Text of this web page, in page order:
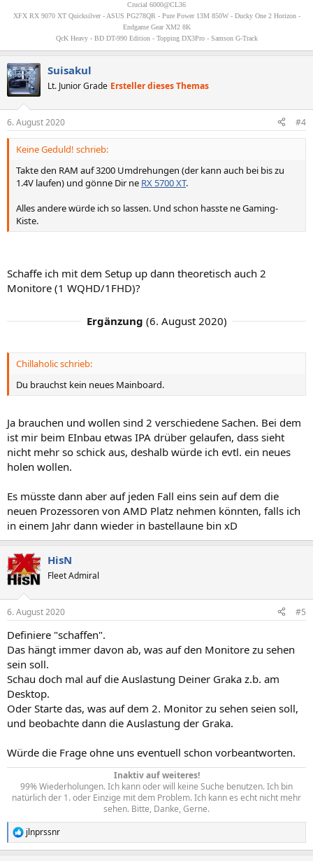
Crucial 6000@CL36
XFX RX 9070 XT Quicksilver - ASUS PG278QR - Pure Power 13M 850W - Ducky One 2 Horizon -
Endgame Gear XM2 8K
QcK Heavy - BD DT-990 Edition - Topping DX3Pro - Samson G-Track
Suisakul
Lt. Junior Grade Ersteller dieses Themas
6. August 2020 #4
Keine Geduld! schrieb:
Takte den RAM auf 3200 Umdrehungen (der kann auch bei bis zu
1.4V laufen) und gönne Dir ne RX 5700 XT.
Alles andere würde ich so lassen. Und schon hasste ne Gaming-
Kiste.
Schaffe ich mit dem Setup up dann theoretisch auch 2
Monitore (1 WQHD/1FHD)?
Ergänzung (6. August 2020)
Chillaholic schrieb:
Du brauchst kein neues Mainboard.
Ja brauchen und wollen sind 2 verschiedene Sachen. Bei dem
ist mir beim EInbau etwas IPA drüber gelaufen, dass sieht
nicht mehr so schick aus, deshalb würde ich evtl. ein neues
holen wollen.
Es müsste dann aber auf jeden Fall eins sein auf dem die
neuen Prozessoren von AMD Platz nehmen könnten, falls ich
in einem Jahr dann wieder in bastellaune bin xD
HisN
Fleet Admiral
6. August 2020 #5
Definiere "schaffen".
Das hängt immer davon ab, was auf den Monitore zu sehen
sein soll.
Schau doch mal auf die Auslastung Deiner Graka z.b. am
Desktop.
Oder Starte das, was auf dem 2. Monitor zu sehen seien soll,
und beobachte dann die Auslastung der Graka.
Würde die Frage ohne uns eventuell schon vorbeantworten.
Inaktiv auf weiteres!
99% Wiederholungen. Ich kann oder will keine Suche benutzen. Ich bin
natürlich der 1. oder Einzige mit dem Problem. Ich kann es echt nicht mehr
sehen. Bitte, Danke, Gerne.​
R
e
jlnprssnr